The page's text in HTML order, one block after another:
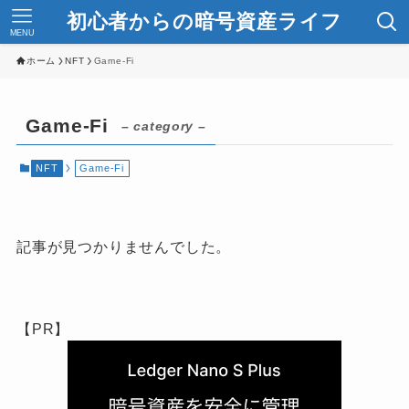
初心者からの暗号資産ライフ
MENU
ホーム NFT Game-Fi
Game-Fi – category –
NFT Game-Fi
記事が見つかりませんでした。
【PR】